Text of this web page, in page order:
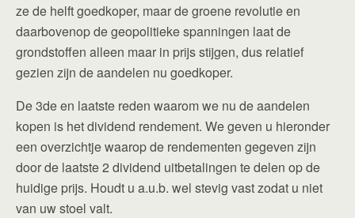
ze de helft goedkoper, maar de groene revolutie en
daarbovenop de geopolitieke spanningen laat de
grondstoffen alleen maar in prijs stijgen, dus relatief
gezien zijn de aandelen nu goedkoper.
De 3de en laatste reden waarom we nu de aandelen
kopen is het dividend rendement. We geven u hieronder
een overzichtje waarop de rendementen gegeven zijn
door de laatste 2 dividend uitbetalingen te delen op de
huidige prijs. Houdt u a.u.b. wel stevig vast zodat u niet
van uw stoel valt.